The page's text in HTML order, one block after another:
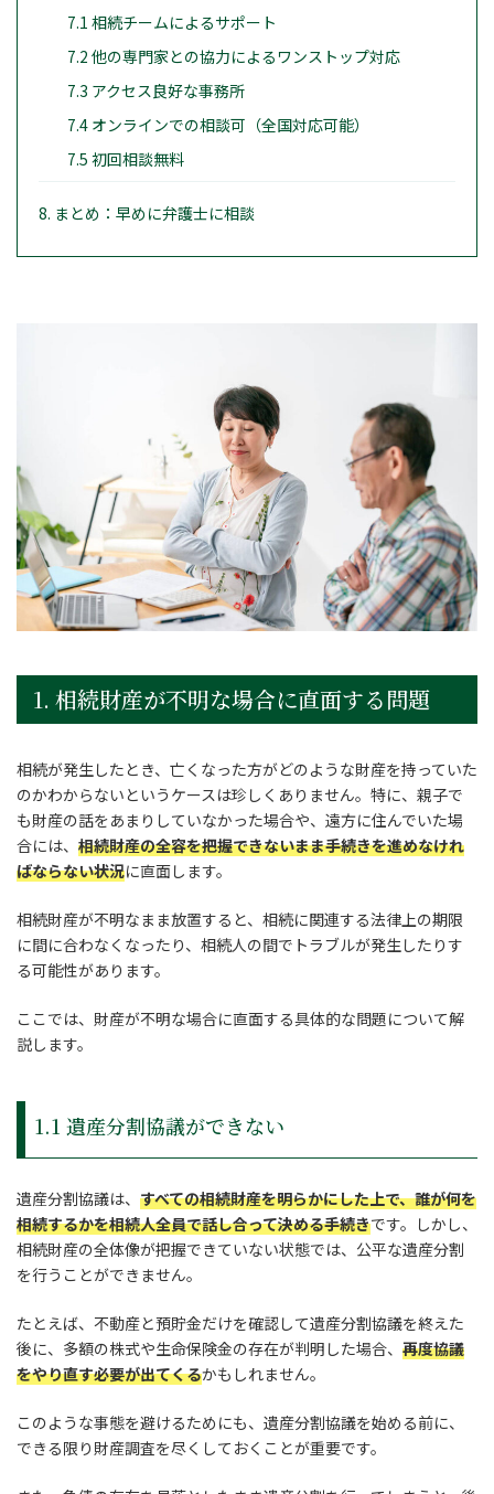
7.1 相続チームによるサポート
7.2 他の専門家との協力によるワンストップ対応
7.3 アクセス良好な事務所
7.4 オンラインでの相談可（全国対応可能）
7.5 初回相談無料
8. まとめ：早めに弁護士に相談
1. 相続財産が不明な場合に直面する問題
相続が発生したとき、亡くなった方がどのような財産を持っていた
のかわからないというケースは珍しくありません。特に、親子で
も財産の話をあまりしていなかった場合や、遠方に住んでいた場
合には、 相続財産の全容を把握できないまま手続きを進めなけれ
ばならない状況に直面します。
相続財産が不明なまま放置すると、相続に関連する法律上の期限
に間に合わなくなったり、相続人の間でトラブルが発生したりす
る可能性があります。
ここでは、財産が不明な場合に直面する具体的な問題について解
説します。
1.1 遺産分割協議ができない
遺産分割協議は、 すべての相続財産を明らかにした上で、誰が何を
相続するかを相続人全員で話し合って決める手続きです。しかし、
相続財産の全体像が把握できていない状態では、公平な遺産分割
を行うことができません。
たとえば、不動産と預貯金だけを確認して遺産分割協議を終えた
後に、多額の株式や生命保険金の存在が判明した場合、 再度協議
をやり直す必要が出てくるかもしれません。
このような事態を避けるためにも、遺産分割協議を始める前に、
できる限り財産調査を尽くしておくことが重要です。